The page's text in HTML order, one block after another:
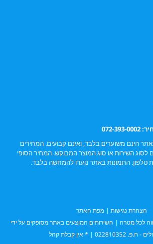
0002
הינם משוערים בלבד, ואינם קבועים. המחירים
השירות או סוג המוצר המבוקש. המחיר הסופי
טלפון. התמונות באתר נועדו להמחשה בלבד.
הצהרת נגישות | מפת האתר
לכל מטרה | השירותים המוצעים באתר מסופקים על ידי
| * אין קבלת קהל